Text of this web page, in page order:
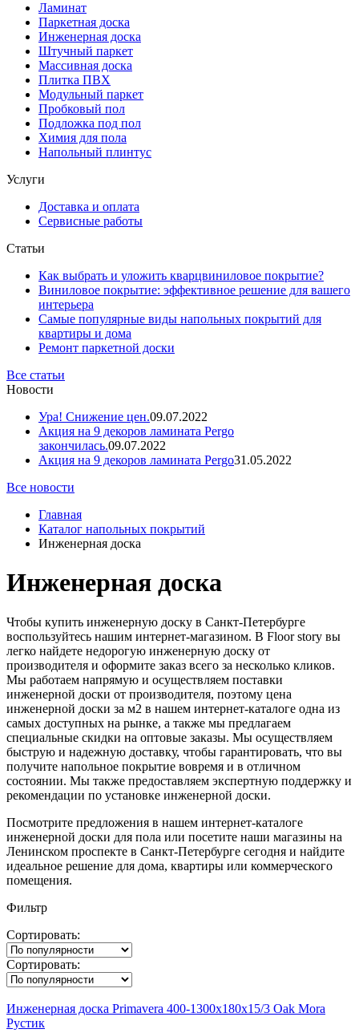
Ламинат
Паркетная доска
Инженерная доска
Штучный паркет
Массивная доска
Плитка ПВХ
Модульный паркет
Пробковый пол
Подложка под пол
Химия для пола
Напольный плинтус
Услуги
Доставка и оплата
Сервисные работы
Статьи
Как выбрать и уложить кварцвиниловое покрытие?
Виниловое покрытие: эффективное решение для вашего
интерьера
Самые популярные виды напольных покрытий для
квартиры и дома
Ремонт паркетной доски
Все статьи
Новости
Ура! Снижение цен.09.07.2022
Акция на 9 декоров ламината Pergo
закончилась.09.07.2022
Акция на 9 декоров ламината Pergo31.05.2022
Все новости
Главная
Каталог напольных покрытий
Инженерная доска
Инженерная доска
Чтобы купить инженерную доску в Санкт-Петербурге
воспользуйтесь нашим интернет-магазином. В Floor story вы
легко найдете недорогую инженерную доску от
производителя и оформите заказ всего за несколько кликов.
Мы работаем напрямую и осуществляем поставки
инженерной доски от производителя, поэтому цена
инженерной доски за м2 в нашем интернет-каталоге одна из
самых доступных на рынке, а также мы предлагаем
специальные скидки на оптовые заказы. Мы осуществляем
быструю и надежную доставку, чтобы гарантировать, что вы
получите напольное покрытие вовремя и в отличном
состоянии. Мы также предоставляем экспертную поддержку и
рекомендации по установке инженерной доски.
Посмотрите предложения в нашем интернет-каталоге
инженерной доски для пола или посетите наши магазины на
Ленинском проспекте в Санкт-Петербурге сегодня и найдите
идеальное решение для дома, квартиры или коммерческого
помещения.
Фильтр
Сортировать:
Сортировать:
Инженерная доска Primavera 400-1300х180х15/3 Oak Mora
Рустик